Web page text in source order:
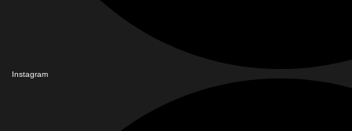
Instagram